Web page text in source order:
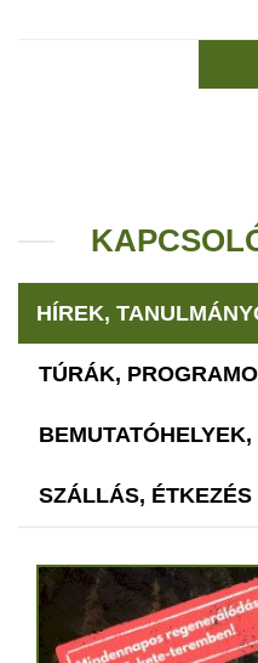
HÍREK,
TÚRÁK,
SZÁLLÁS, ÉTKEZÉS